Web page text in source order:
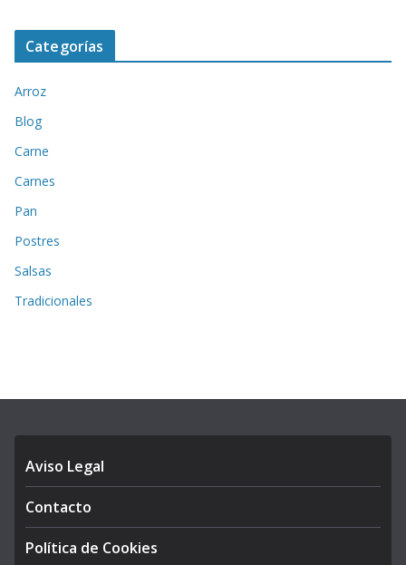
Categorías
Arroz
Blog
Carne
Carnes
Pan
Postres
Salsas
Tradicionales
Aviso Legal
Contacto
Política de Cookies